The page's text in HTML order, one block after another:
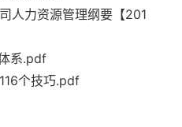
人力资源管理纲要【201
系.pdf
个技巧.pdf